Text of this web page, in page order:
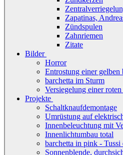
Zapatinas,
Zündspulen
Zahnriemen
Zitate
Bilder
Horror
Entrostung einer gelben
barchetta im Sturm
Versiegelung einer
Projekte
Schaltknaufdemontage
Umrüstung auf
Innenbeleuchtung mit
Innenlichtumbau total
barchetta in pink - Tussi
Sonnenblende,